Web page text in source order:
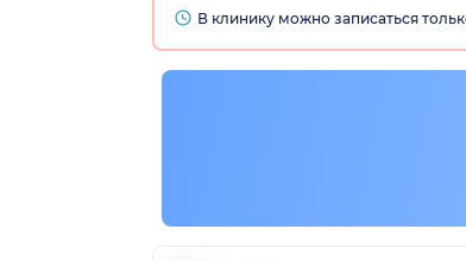
В клинику можно записаться